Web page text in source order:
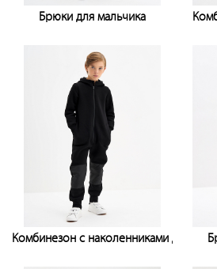
Брюки для мальчика
Комбинезон с наколенниками для